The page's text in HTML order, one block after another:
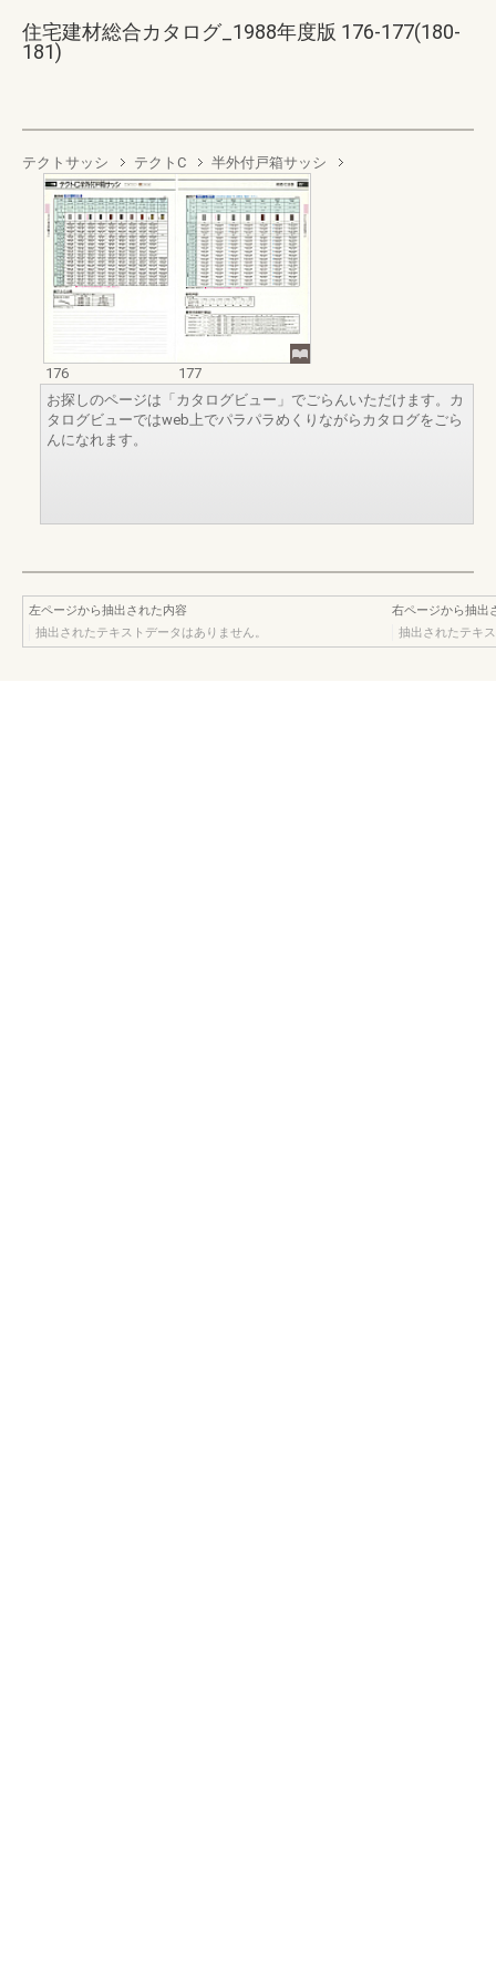
住宅建材総合カタログ_1988年度版 176-177(180-
181)
テクトサッシ テクトC 半外付戸箱サッシ
176
177
お探しのページは「カタログビュー」でごらんいただけます。カ
タログビューではweb上でパラパラめくりながらカタログをごら
んになれます。
左ページから抽出された内容
抽出されたテキストデータはありません。
右ページから抽出
抽出されたテキ